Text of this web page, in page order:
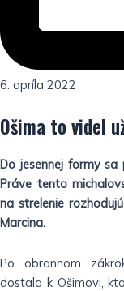
6. apríla 2022
Ošima to videl
Do jesennej formy
Práve tento
na strelenie
Marcina.
Po obrannom
dostala k Ošimovi,